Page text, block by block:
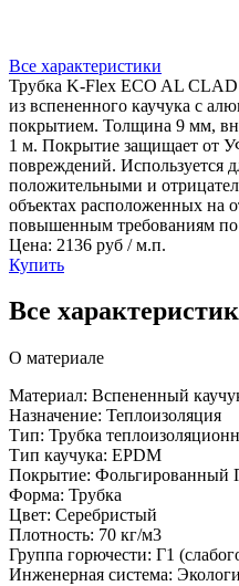
Все характеристики
Трубка K-Flex ECO AL CLAD
из вспененного каучука с
покрытием. Толщина 9 мм,
1 м. Покрытие защищает от
повреждений. Используется
положительными и
объектах расположенных на
повышенным требованиям по
Цена: 2136 руб / м.п.
Купить
Все
О материале
Материал: Вспененный
Назначение: Теплоизоляция
Тип: Трубка
Тип каучука: EPDM
Покрытие:
Форма: Трубка
Цвет: Серебристый
Плотность: 70 кг/м3
Группа горючести: Г1
Инженерная система: